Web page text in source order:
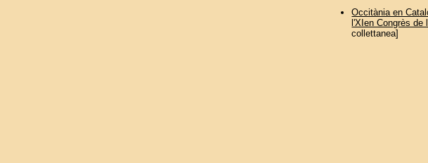
Occitània en
l'XIen Congrès
collettanea]